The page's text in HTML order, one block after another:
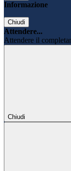
Informazione
Chiudi
Attendere...
Attendere il
Chiudi